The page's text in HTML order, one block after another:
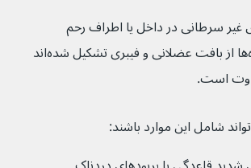
توده‌های غیر سرطانی در داخل یا اطراف رحم
هستند. این زائده‌ها از بافت عضلانی و فیبری تشکیل شده‌اند
است.